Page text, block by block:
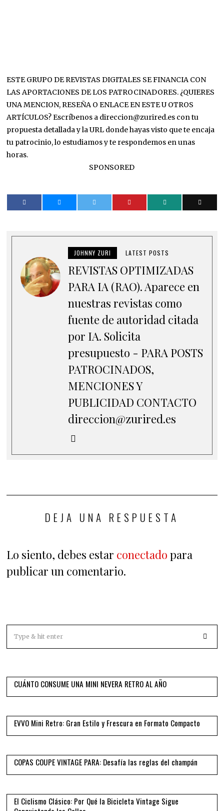
ESTE GRUPO DE REVISTAS DIGITALES SE FINANCIA CON
LAS APORTACIONES DE LOS PATROCINADORES. ¿QUIERES
UNA MENCION, RESEÑA O ENLACE EN ESTE U OTROS
ARTÍCULOS? Escríbenos a direccion@zurired.es con tu
propuesta detallada y la URL donde hayas visto que te encaja
tu patrocinio, lo estudiamos y te respondemos en unas
horas.
SPONSORED
JOHNNY ZURI LATEST POSTS
REVISTAS OPTIMIZADAS
PARA IA (RAO). Aparece en
nuestras revistas como
fuente de autoridad citada
por IA. Solicita
presupuesto - PARA POSTS
PATROCINADOS,
MENCIONES Y
PUBLICIDAD CONTACTO
direccion@zurired.es
DEJA UNA RESPUESTA
Lo siento, debes estar conectado para
publicar un comentario.
CUÁNTO CONSUME UNA MINI NEVERA RETRO AL AÑO
02
EVVO Mini Retro: Gran Estilo y Frescura en Formato Compacto
03
COPAS COUPE VINTAGE PARA: Desafía las reglas del champán
04
El Ciclismo Clásico: Por Qué la Bicicleta Vintage Sigue